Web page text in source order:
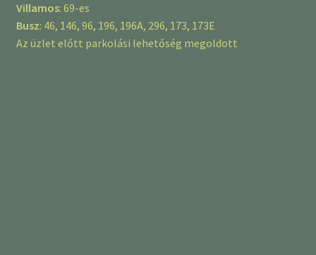
Villamos: 69-es
Busz: 46, 146, 96, 196, 196A, 296, 173, 173E
Az üzlet előtt parkolási lehetőség megoldott